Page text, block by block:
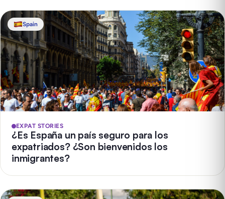
Spain
EXPAT STORIES
¿Es España un país seguro para los
expatriados? ¿Son bienvenidos los
inmigrantes?